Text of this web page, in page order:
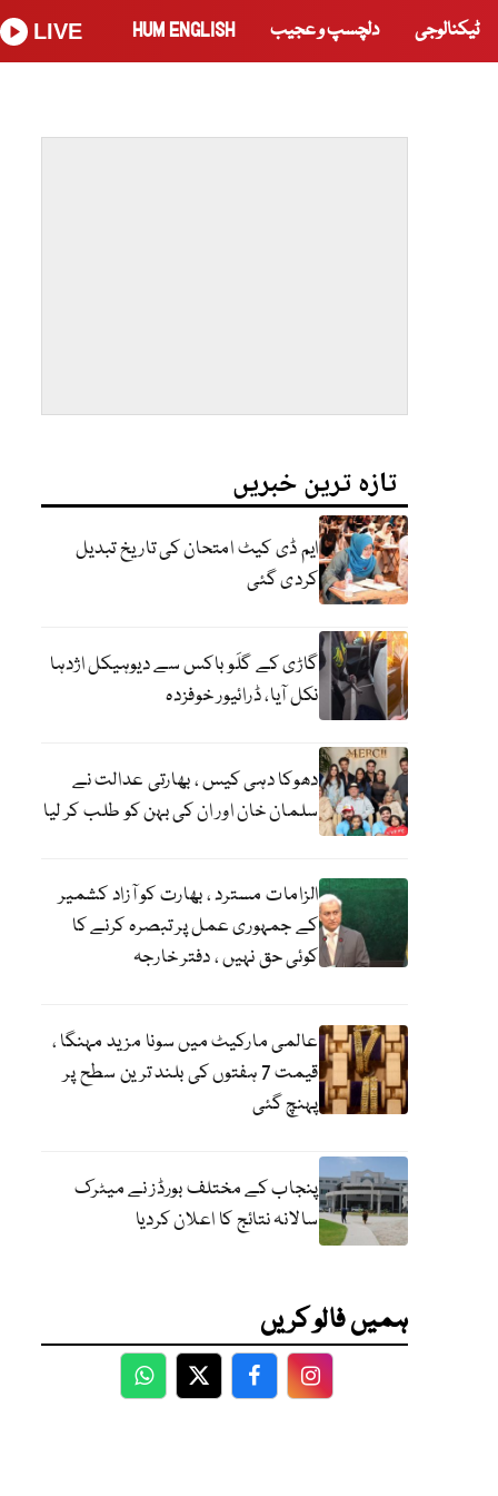
ٹیکنالوجی دلچسپ و عجیب HUM ENGLISH
LIVE
تازہ ترین خبریں
ایم ڈی کیٹ امتحان کی تاریخ تبدیل
کردی گئی
گاڑی کے گلَو باکس سے دیوہیکل اژدہا
نکل آیا، ڈرائیور خوفزدہ
دھوکا دہی کیس ، بھارتی عدالت نے
سلمان خان اور ان کی بہن کو طلب کر لیا
الزامات مسترد ، بھارت کو آزاد کشمیر
کے جمہوری عمل پر تبصرہ کرنے کا
کوئی حق نہیں ، دفتر خارجہ
عالمی مارکیٹ میں سونا مزید مہنگا ،
قیمت 7 ہفتوں کی بلند ترین سطح پر
پہنچ گئی
پنجاب کے مختلف بورڈز نے میٹرک
سالانہ نتائج کا اعلان کردیا
ہمیں فالو کریں
WhatsApp
TwitterFacebookFacebook